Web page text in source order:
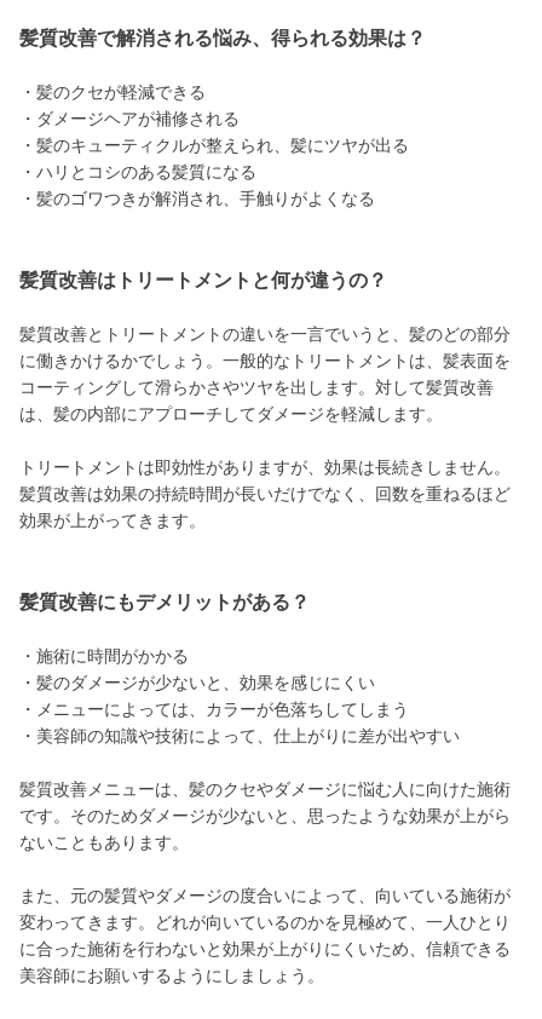
髪質改善で解消される悩み、得られる効果は？
・髪のクセが軽減できる
・ダメージヘアが補修される
・髪のキューティクルが整えられ、髪にツヤが出る
・ハリとコシのある髪質になる
・髪のゴワつきが解消され、手触りがよくなる
髪質改善はトリートメントと何が違うの？
髪質改善とトリートメントの違いを一言でいうと、髪のどの部分
に働きかけるかでしょう。一般的なトリートメントは、髪表面を
コーティングして滑らかさやツヤを出します。対して髪質改善
は、髪の内部にアプローチしてダメージを軽減します。
トリートメントは即効性がありますが、効果は長続きしません。
髪質改善は効果の持続時間が長いだけでなく、回数を重ねるほど
効果が上がってきます。
髪質改善にもデメリットがある？
・施術に時間がかかる
・髪のダメージが少ないと、効果を感じにくい
・メニューによっては、カラーが色落ちしてしまう
・美容師の知識や技術によって、仕上がりに差が出やすい
髪質改善メニューは、髪のクセやダメージに悩む人に向けた施術
です。そのためダメージが少ないと、思ったような効果が上がら
ないこともあります。
また、元の髪質やダメージの度合いによって、向いている施術が
変わってきます。どれが向いているのかを見極めて、一人ひとり
に合った施術を行わないと効果が上がりにくいため、信頼できる
美容師にお願いするようにしましょう。